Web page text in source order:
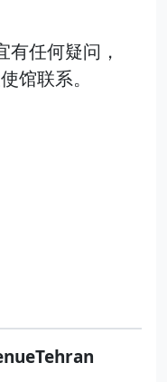
任何疑问，
馆联系。